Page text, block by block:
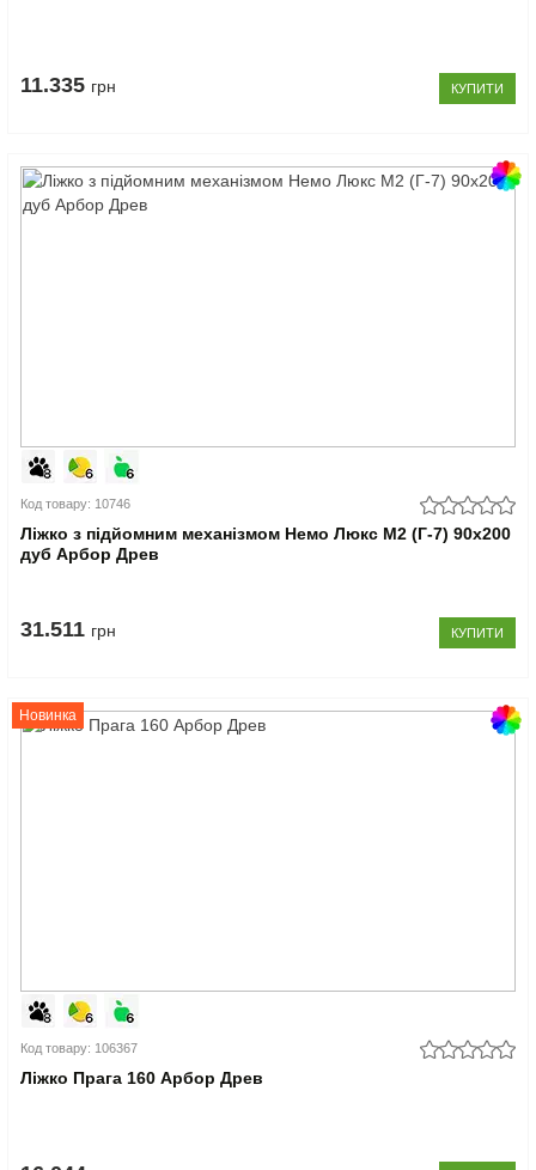
11.335 грн КУПИТИ
Код товару: 10746
Ліжко з підйомним механізмом Немо Люкс М2 (Г-7) 90x200
дуб Арбор Древ
31.511 грн КУПИТИ
Новинка
Код товару: 106367
Ліжко Прага 160 Арбор Древ